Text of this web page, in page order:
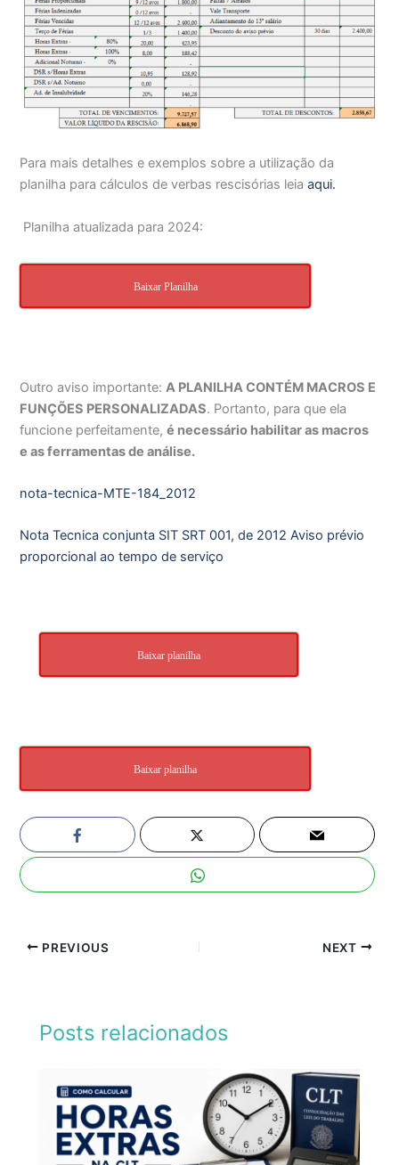
Para mais detalhes e exemplos sobre a utilização da
planilha para cálculos de verbas rescisórias leiaaqui.
Planilha atualizada para 2024:
Baixar Planilha
Outro aviso importante:A PLANILHA CONTÉM MACROS E
FUNÇÕES PERSONALIZADAS. Portanto, para que ela
funcione perfeitamente,é necessário habilitar as macros
e as ferramentas de análise.
nota-tecnica-MTE-184_2012
Nota Tecnica conjunta SIT SRT 001, de 2012 Aviso prévio
proporcional ao tempo de serviço
Baixar planilha
Baixar planilha
PREVIOUS NEXT
Posts relacionados